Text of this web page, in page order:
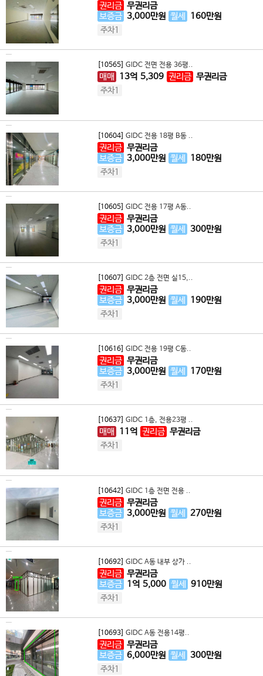
권리금 무권리금
보증금 3,000만원 월세 160만원
주차1
[10565] GIDC 전면 전용 36평..
매매 13억 5,309 권리금 무권리금
주차1
[10604] GIDC 전용 18평 B동 ..
권리금 무권리금
보증금 3,000만원 월세 180만원
주차1
[10605] GIDC 전용 17평 A동..
권리금 무권리금
보증금 3,000만원 월세 300만원
주차1
[10607] GIDC 2층 전면 실15,..
권리금 무권리금
보증금 3,000만원 월세 190만원
주차1
[10616] GIDC 전용 19평 C동..
권리금 무권리금
보증금 3,000만원 월세 170만원
주차1
[10637] GIDC 1층, 전용23평 ..
매매 11 억 권리금 무권리금
주차1
[10642] GIDC 1층 전면 전용 ..
권리금 무권리금
보증금 3,000만원 월세 270만원
주차1
[10692] GIDC A동 내부 상가 ..
권리금 무권리금
보증금 1 억 5,000 월세 910만원
주차1
[10693] GIDC A동 전용14평..
권리금 무권리금
보증금 6,000만원 월세 300만원
주차1